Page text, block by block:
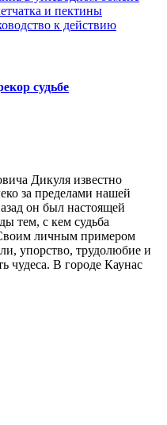
и пектины
к действию
судьбе
Дикуля известно
за пределами нашей
он был настоящей
тем, с кем судьба
личным примером
упорство, трудолюбие и
чудеса. В городе Каунас